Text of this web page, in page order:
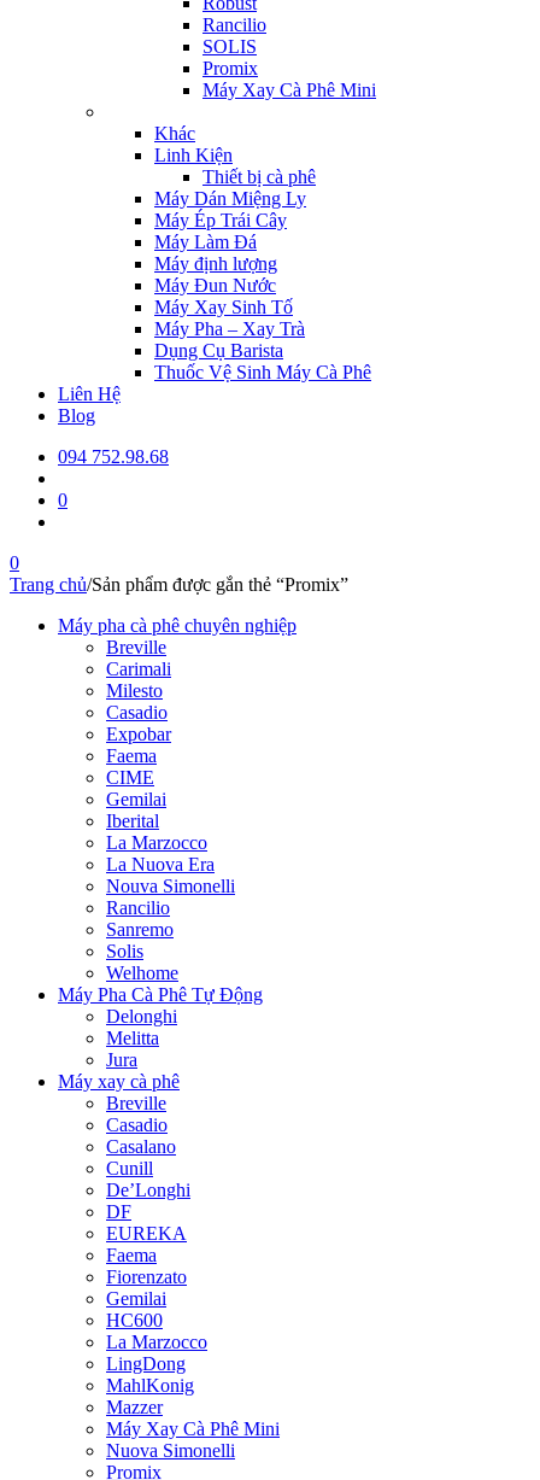
Rancilio
SOLIS
Promix
Máy Xay Cà Phê Mini
Khác
Linh Kiện
Thiết bị cà phê
Máy Dán Miệng Ly
Máy Ép Trái Cây
Máy Làm Đá
Máy định lượng
Máy Đun Nước
Máy Xay Sinh Tố
Máy Pha – Xay Trà
Dụng Cụ Barista
Thuốc Vệ Sinh Máy Cà Phê
Liên Hệ
Blog
094 752.98.68
0
0
Trang chủ/Sản phẩm được gắn thẻ “Promix”
Máy pha cà phê chuyên nghiệp
Breville
Carimali
Milesto
Casadio
Expobar
Faema
CIME
Gemilai
Iberital
La Marzocco
La Nuova Era
Nouva Simonelli
Rancilio
Sanremo
Solis
Welhome
Máy Pha Cà Phê Tự Động
Delonghi
Melitta
Jura
Máy xay cà phê
Breville
Casadio
Casalano
Cunill
De’Longhi
DF
EUREKA
Faema
Fiorenzato
Gemilai
HC600
La Marzocco
LingDong
MahlKonig
Mazzer
Máy Xay Cà Phê Mini
Nuova Simonelli
Promix